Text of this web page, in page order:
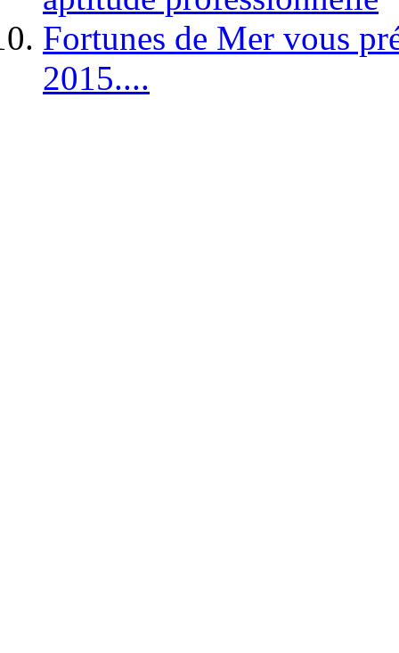
Fortunes de Mer vous
2015....